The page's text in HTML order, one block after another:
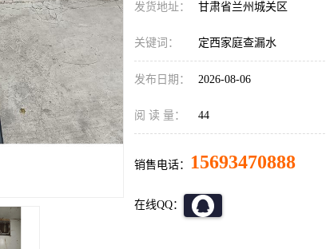
发货地址： 甘肃省兰州城关区
关键词： 定西家庭查漏水
发布日期： 2026-08-06
阅 读 量： 44
销售电话： 15693470888
在线QQ：